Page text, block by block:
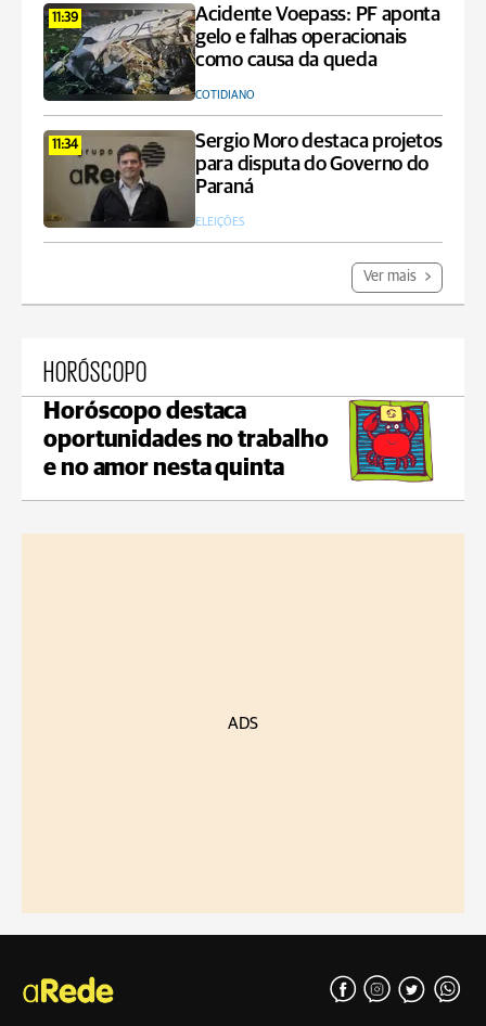
11:39
Acidente Voepass: PF aponta
gelo e falhas operacionais
como causa da queda
COTIDIANO
11:34
Sergio Moro destaca projetos
para disputa do Governo do
Paraná
ELEIÇÕES
Ver mais
HORÓSCOPO
Horóscopo destaca
oportunidades no trabalho
e no amor nesta quinta
ADS